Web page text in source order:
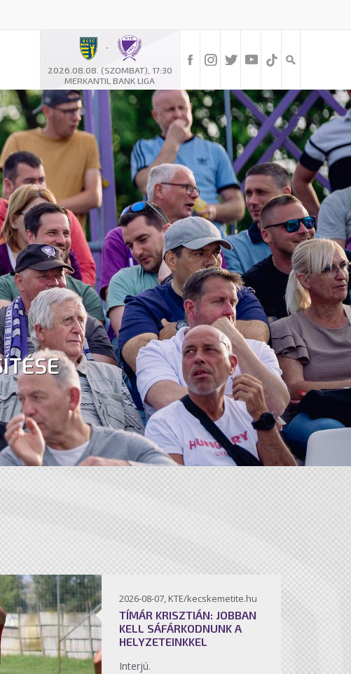
-
2026.08.08. (SZOMBAT), 17:30
MERKANTIL BANK LIGA
2026-08-07, KTE/kecskemetite.hu
TÍMÁR KRISZTIÁN: JOBBAN
KELL SÁFÁRKODNUNK A
HELYZETEINKKEL
Interjú.